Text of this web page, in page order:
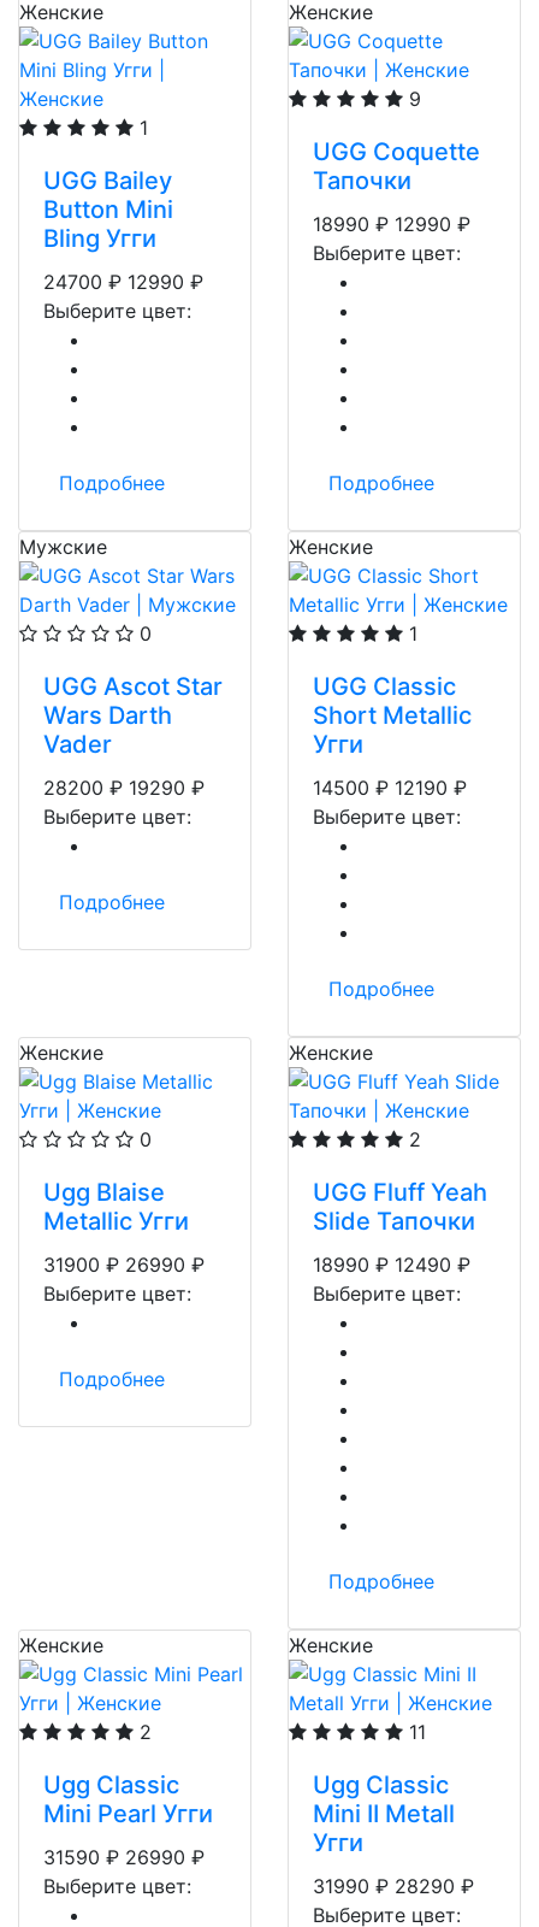
Женские
1
UGG Bailey
Button Mini
Bling Угги
24700 ₽ 12990 ₽
Выберите цвет:
Подробнее
Женские
9
UGG Coquette
Тапочки
18990 ₽ 12990 ₽
Выберите цвет:
Подробнее
Мужские
0
UGG Ascot Star
Wars Darth
Vader
28200 ₽ 19290 ₽
Выберите цвет:
Подробнее
Женские
1
UGG Classic
Short Metallic
Угги
14500 ₽ 12190 ₽
Выберите цвет:
Подробнее
Женские
0
Ugg Blaise
Metallic Угги
31900 ₽ 26990 ₽
Выберите цвет:
Подробнее
Женские
2
UGG Fluff Yeah
Slide Тапочки
18990 ₽ 12490 ₽
Выберите цвет:
Подробнее
Женские
2
Ugg Classic
Mini Pearl Угги
31590 ₽ 26990 ₽
Выберите цвет:
Женские
11
Ugg Classic
Mini II Metall
Угги
31990 ₽ 28290 ₽
Выберите цвет: